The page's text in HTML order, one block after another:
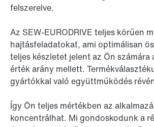
felszerelve.
Az SEW-EURODRIVE teljes körűen
hajtásfeladatokat, ami optimálisan
teljes készletet jelent az Ön számára
érték arány mellett.
gyártókkal való együttműködés
Így Ön teljes mértékben az
koncentrálhat. Mi gondoskodunk a